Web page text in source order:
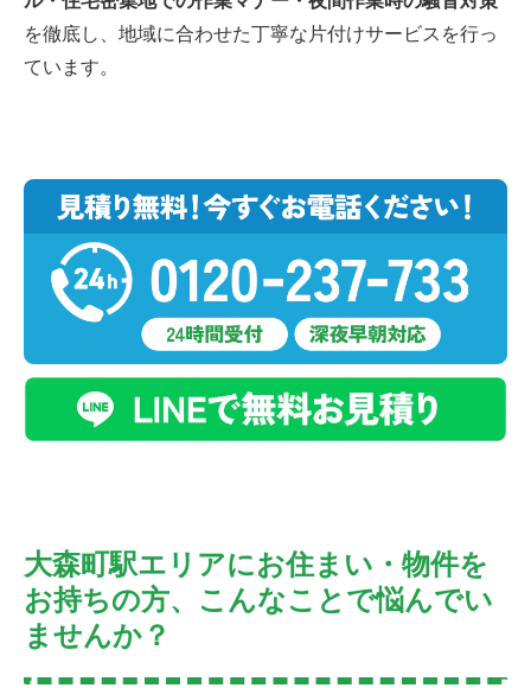
を徹底し、地域に合わせた丁寧な片付けサービスを行っ
ています。
大森町駅エリアにお住まい・物件を
お持ちの方、こんなことで悩んでい
ませんか？